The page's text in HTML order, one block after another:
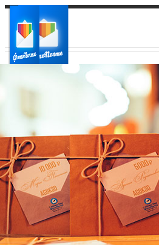
Ваш регион доставки
Выберите из списка: